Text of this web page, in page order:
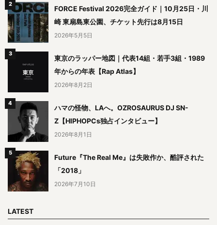
FORCE Festival 2026完全ガイド｜10月25日・川
崎 東扇島東公園、チケット先行は8月15日
2026年5月5日
東京のラッパー地図｜代表14組・若手3組・1989
年からの年表【Rap Atlas】
2026年8月2日
ハマの怪物、LAへ。OZROSAURUS DJ SN-
Z【HIPHOPCs独占インタビュー】
2026年8月1日
Future『The Real Me』は失敗作か、酷評された
「2018」
2026年7月10日
LATEST